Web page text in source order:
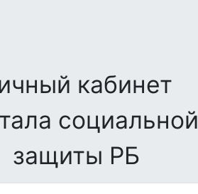
кабинет
социальной
защиты РБ